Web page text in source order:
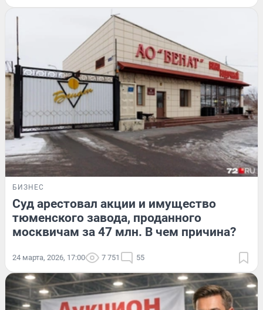
БИЗНЕС
Суд арестовал акции и имущество
тюменского завода, проданного
москвичам за 47 млн. В чем причина?
24 марта, 2026, 17:00 7 751 55